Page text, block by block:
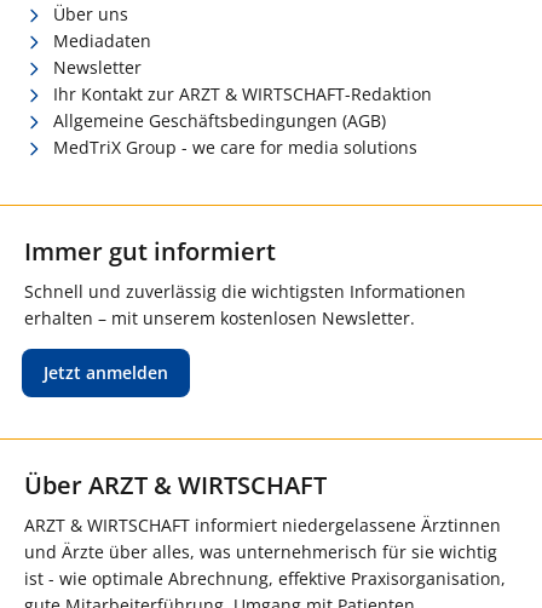
Über uns
Mediadaten
Newsletter
Ihr Kontakt zur ARZT & WIRTSCHAFT-Redaktion
Allgemeine Geschäftsbedingungen (AGB)
MedTriX Group - we care for media solutions
Immer gut informiert
Schnell und zuverlässig die wichtigsten Informationen
erhalten – mit unserem kostenlosen Newsletter.
Jetzt anmelden
Über ARZT & WIRTSCHAFT
ARZT & WIRTSCHAFT informiert niedergelassene Ärztinnen
und Ärzte über alles, was unternehmerisch für sie wichtig
ist - wie optimale Abrechnung, effektive Praxisorganisation,